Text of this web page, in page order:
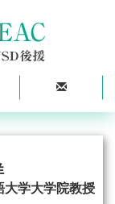
学大学院教授